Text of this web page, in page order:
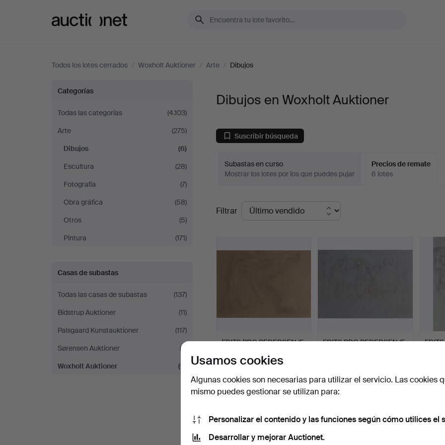
Todos los lotes cerrados / Woxholt Auktioner / Arte / Dibujos
Dibujos
en
Woxholt
Auktioner
Categorías
Todas las categorías
(4.103)
Arte
(275)
Dibujos
(6)
Escultura
(28)
Fotografía
(7)
Obra gráfica
(58)
Otros
(5)
Pintura
(171)
Casas de subastas
Todas las casas de subastas
(137)
Bidstrup Auktioner
(11)
Palsgaard Kunstauktioner
(117)
Sørensen Auktioner
(3)
Woxholt Auktioner
(6)
Dibujos en Woxholt Auktioner
Suscribir búsqueda
Subastas en curso
Mostrar los lotes por los que puedes pujar
Precios de remate
6 lotes
Precios
de
Filtrar
FRITS BRO PEDERSEN (F.
Subastado 30 sep 2025
47 USD
FRITS BRO PEDERSEN (F.
47 USD 47
Usamos cookies
Algunas cookies son necesarias para utilizar el servicio. Las cookies
mismo puedes gestionar se utilizan para:
Personalizar el contenido y las funciones según cómo utilices el
Desarrollar y mejorar Auctionet.